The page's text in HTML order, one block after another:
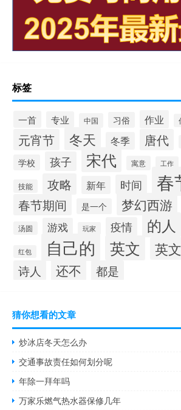
标签
一首 专业 中国 习俗 作业
元宵节 冬天 冬季 唐代
学校
孩子 宋代 寓意 工作
技能 攻略 新年 时间 春
春节期间 是一个 梦幻西游
汤圆 游戏 玩家 疫情 的人
红包 自己的 英文 英
诗人 还不 都是
猜你想看的文章
炒冰店冬天怎么办
交通事故责任如何划分呢
年除一拜年吗
万家乐燃气热水器保修几年